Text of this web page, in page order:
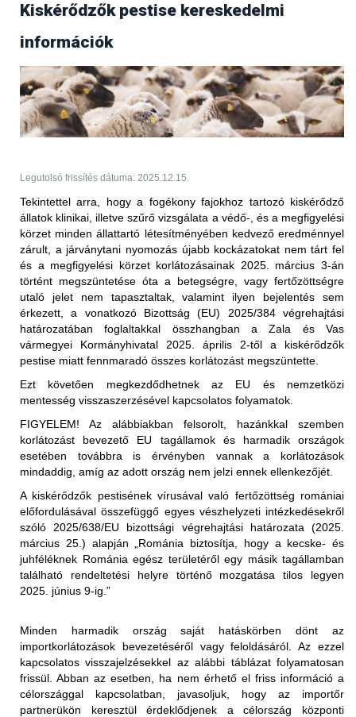
Kiskérődzők pestise kereskedelmi
információk
Legutolsó frissítés dátuma: 2025.12.15.
Tekintettel arra, hogy a fogékony fajokhoz tartozó kiskérődző
állatok klinikai, illetve szűrő vizsgálata a védő-, és a megfigyelési
körzet minden állattartó létesítményében kedvező eredménnyel
zárult, a járványtani nyomozás újabb kockázatokat nem tárt fel
és a megfigyelési körzet korlátozásainak 2025. március 3-án
történt megszüntetése óta a betegségre, vagy fertőzöttségre
utaló jelet nem tapasztaltak, valamint ilyen bejelentés sem
érkezett, a vonatkozó Bizottság (EU) 2025/384 végrehajtási
határozatában foglaltakkal összhangban a Zala és Vas
vármegyei Kormányhivatal 2025. április 2-től a kiskérődzők
pestise miatt fennmaradó összes korlátozást megszüntette.
Ezt követően megkezdődhetnek az EU és nemzetközi
mentesség visszaszerzésével kapcsolatos folyamatok.
FIGYELEM! Az alábbiakban felsorolt, hazánkkal szemben
korlátozást bevezető EU tagállamok és harmadik országok
esetében továbbra is érvényben vannak a korlátozások
mindaddig, amíg az adott ország nem jelzi ennek ellenkezőjét.
A kiskérődzők pestisének vírusával való fertőzöttség romániai
előfordulásával összefüggő egyes vészhelyzeti intézkedésekről
szóló 2025/638/EU bizottsági végrehajtási határozata (2025.
március 25.) alapján „Románia biztosítja, hogy a kecske- és
juhféléknek Románia egész területéről egy másik tagállamban
található rendeltetési helyre történő mozgatása tilos legyen
2025. június 9-ig.”
Minden harmadik ország saját hatáskörben dönt az
importkorlátozások bevezetéséről vagy feloldásáról. Az ezzel
kapcsolatos visszajelzésekkel az alábbi táblázat folyamatosan
frissül. Abban az esetben, ha nem érhető el friss információ a
célországgal kapcsolatban, javasoljuk, hogy az importőr
partnerükön keresztül érdeklődjenek a célország központi
Korlátozott terület:
Magyarország teljes területe (2025.01.29-én érkezett
értesítés alapján)
Korlátozott állat/ termék:
2025.01.29-től kezdődően:
Az Egyesült Királyság ideiglenes korlátozásokat
vezetett be Magyarország teljes területéről Nagy-
behozatalára. A korlátozás kiterjed:
- élő juh- és kecskék
- juhok és kecskék szaporítóanyagai (sperma,
embriók, petesejtek)
- juh- és kecsketej és nyers tejtermékek
- juh és kecske termékek személyes, utasforgalmi
Frissítés (2025.09.17.)
Az Egyesült Arab Emírségek állategészségügyi
hatóságától 2025. szeptember 17-én érkezett
tájékoztatás értelmében több bejelentésköteles
betegség kapcsán isfeloldottáka korábban elrendelt
kereskedelmi tiltást.
PPR - nem hőkezelt juh-, kecske- és
Korlátozott terület:
Magyarország teljes területe (2025.05.27-én érkezett
értesítés alapján)
Korlátozott állat/ termék:
vörös hús és az abból készült termékek (juh és kecske),
valamint a nem hőkezelt tej és az abból készült termékek
(juh és kecske) Magyarországról történő behozatalára
vonatkozóan; ez a 2025. január 5. után előállított
szállítmányokra vonatkozik
a nem hőkezelt vörös hús és az abból készült termékek
(juh- és kecskehús) behozatala a nem fertőzött
szerint) megengedett, feltéve, hogy az exportáló ország
illetékes hatóságai állategészségügyi bizonyítványban
igazolják az alábbiakat:
"Az élő állatok, amelyekből a hús származik, az
Állategészségügyi Világszervezet (WOAH) által
elismert PPR-mentes övezetből származnak,".
vagy
"Az élő állatok, amelyekből a hús származik, a
klinikai tüneteit."
a nem hőkezelt (juh- és kecske)tej és az abból készült
termékek behozatala a nem fertőzött területekről (az első
közigazgatási egység "vármegye" szerint) megengedett,
feltéve, hogy az exportáló ország illetékes hatóságai
Korlátozott terület: